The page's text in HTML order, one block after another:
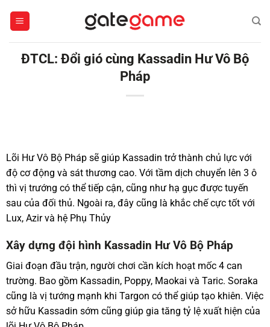
ĐTCL: Đổi gió cùng Kassadin Hư Vô Bộ
Pháp
Lõi Hư Vô Bộ Pháp sẽ giúp Kassadin trở thành chủ lực với
độ cơ động và sát thương cao. Với tầm dịch chuyển lên 3 ô
thì vị trướng có thể tiếp cận, cũng như hạ gục được tuyến
sau của đối thủ. Ngoài ra, đây cũng là khắc chế cực tốt với
Lux, Azir và hệ Phụ Thủy
Xây dựng đội hình Kassadin Hư Vô Bộ Pháp
Giai đoạn đầu trận, người chơi cần kích hoạt mốc 4 can
trường. Bao gồm Kassadin, Poppy, Maokai và Taric. Soraka
cũng là vị tướng mạnh khi Targon có thể giúp tạo khiên. Việc
sở hữu Kassadin sớm cũng giúp gia tăng tỷ lệ xuất hiện của